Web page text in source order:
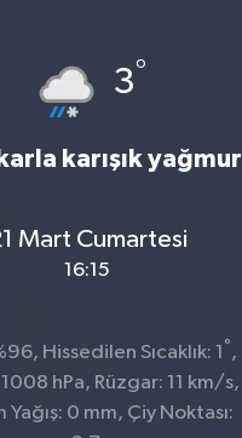
3°
karışık yağmur
Mart Cumartesi
16:15
Hissedilen Sıcaklık: 1 ° ,
1008 hPa, Rüzgar: 11 km/s,
Yağış: 0 mm, Çiy Noktası: